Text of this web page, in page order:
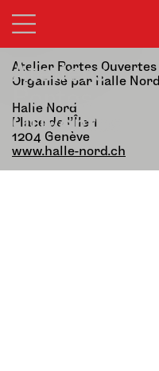
Ateliers
Portes
Ouvertes
Atelier Portes Ouvertes
Organisé par Halle Nord
Halle Nord
Place de l’Île 1,
1204 Genève
www.halle-nord.ch